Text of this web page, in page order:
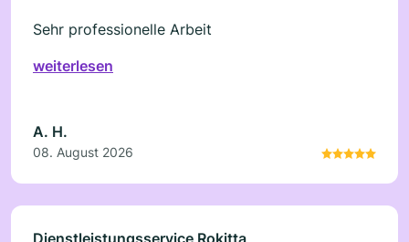
Sehr professionelle Arbeit
weiterlesen
A. H.
08. August 2026
Dienstleistungsservice Rokitta